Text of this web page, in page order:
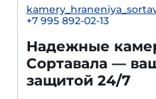
+7 995 892-02-13
Надежные
Сортавала —
защитой 24/7